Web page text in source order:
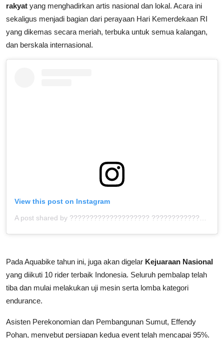
rakyat yang menghadirkan artis nasional dan lokal. Acara ini
sekaligus menjadi bagian dari perayaan Hari Kemerdekaan RI
yang dikemas secara meriah, terbuka untuk semua kalangan,
dan berskala internasional.
View this post on Instagram
Pada Aquabike tahun ini, juga akan digelar Kejuaraan Nasional
yang diikuti 10 rider terbaik Indonesia. Seluruh pembalap telah
tiba dan mulai melakukan uji mesin serta lomba kategori
endurance.
Asisten Perekonomian dan Pembangunan Sumut, Effendy
Pohan, menyebut persiapan kedua event telah mencapai 95%.